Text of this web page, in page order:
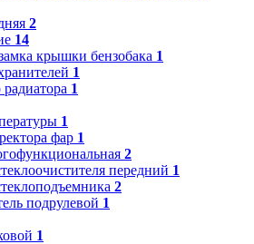
2
14
крышки бензобака 1
1
1
1
фар 1
2
передний 1
2
подрулевой 1
1